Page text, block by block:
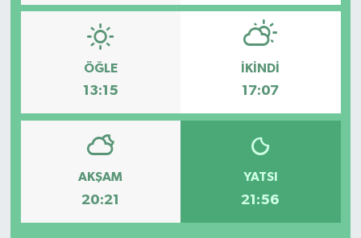
ÖĞLE
13:15
İKINDI
17:07
AKŞAM
20:21
YATSI
21:56